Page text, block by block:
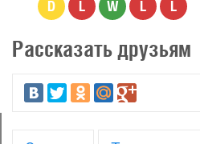
D L W L L
Рассказать друзьям